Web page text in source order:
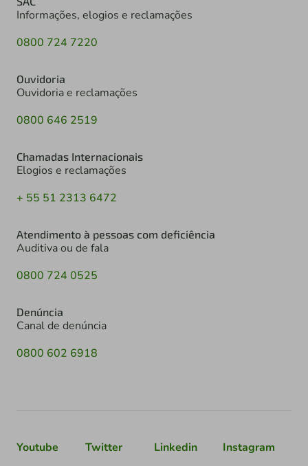
Informações, elogios e reclamações
0800 724 7220
Ouvidoria
Ouvidoria e reclamações
0800 646 2519
Chamadas Internacionais
Elogios e reclamações
+ 55 51 2313 6472
Atendimento à pessoas com deficiência
Auditiva ou de fala
0800 724 0525
Denúncia
Canal de denúncia
0800 602 6918
Youtube Twitter Linkedin Instagram